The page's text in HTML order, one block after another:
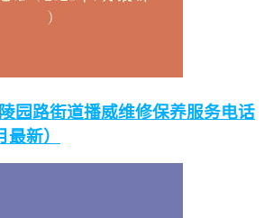
园路街道播威维修保养服务电话
最新）